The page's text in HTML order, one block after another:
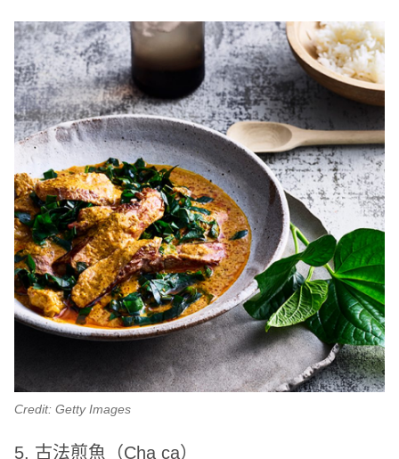
Credit: Getty Images
5. 古法煎魚（Cha ca）